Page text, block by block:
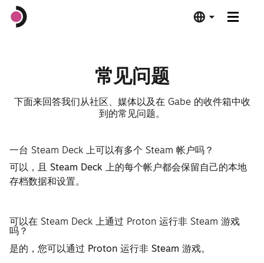
软件
Deck 验证
技术规格
立即购买
常见问题
下面来回答我们从社区、媒体以及在 Gabe 的收件箱中收
到的常见问题。
一台 Steam Deck 上可以有多个 Steam 帐户吗？
可以，且 Steam Deck 上的每个帐户都会保留自己的本地
存档数据和设置。
可以在 Steam Deck 上通过 Proton 运行非 Steam 游戏
吗？
是的，您可以通过 Proton 运行非 Steam 游戏。